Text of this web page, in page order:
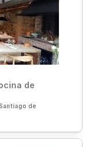
de
de